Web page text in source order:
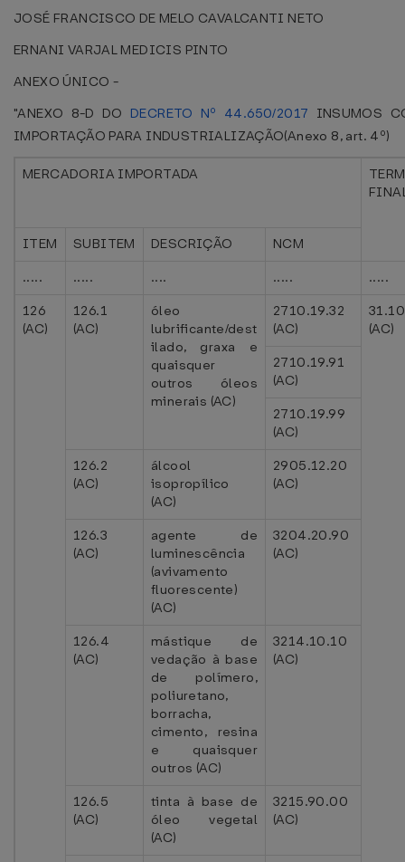
JOSÉ FRANCISCO DE MELO CAVALCANTI NETO
ERNANI VARJAL MEDICIS PINTO
ANEXO ÚNICO -
"ANEXO 8-D DO DECRETO Nº 44.650/2017 INSUMOS
IMPORTAÇÃO PARA INDUSTRIALIZAÇÃO(Anexo 8, art. 4º)
MERCADORIA IMPORTADA
ITEM SUBITEM DESCRIÇÃO
NCM
.....
..... .... .....
.....
126
(AC)
126.1
(AC)
óleo
lubrificante/dest
ilado, graxa e
quaisquer
outros óleos
minerais (AC)
2710.19.32
(AC)
(AC)
2710.19.91
(AC)
2710.19.99
(AC)
126.2
(AC)
álcool
isopropílico
(AC)
2905.12.20
(AC)
126.3
(AC)
agente de
luminescência
(avivamento
fluorescente)
(AC)
3204.20.90
(AC)
126.4
(AC)
mástique de
vedação à base
de polímero,
poliuretano,
borracha,
cimento, resina
e quaisquer
outros (AC)
3214.10.10
(AC)
126.5
(AC)
tinta à base de
óleo vegetal
(AC)
3215.90.00
(AC)